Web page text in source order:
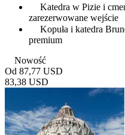
Katedra w Pizie i
zarezerwowane wejście
Kopuła i katedra
premium
Nowość
Od 87,77 USD
83,38 USD